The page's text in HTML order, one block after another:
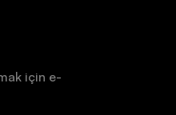
için e-